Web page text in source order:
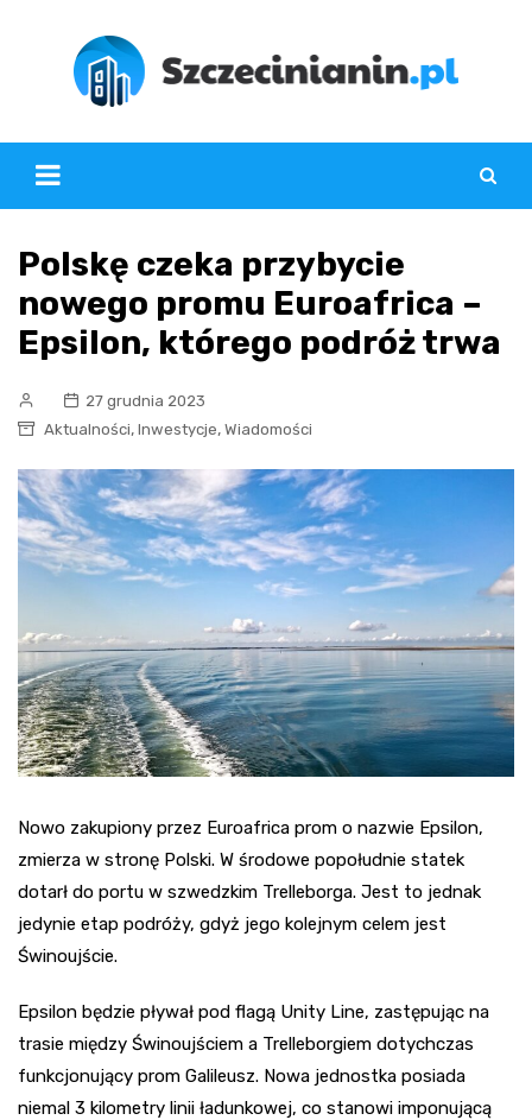
Polskę czeka przybycie
nowego promu Euroafrica –
Epsilon, którego podróż trwa
27 grudnia 2023
Aktualności, Inwestycje, Wiadomości
Nowo zakupiony przez Euroafrica prom o nazwie Epsilon,
zmierza w stronę Polski. W środowe popołudnie statek
dotarł do portu w szwedzkim Trelleborga. Jest to jednak
jedynie etap podróży, gdyż jego kolejnym celem jest
Świnoujście.
Epsilon będzie pływał pod flagą Unity Line, zastępując na
trasie między Świnoujściem a Trelleborgiem dotychczas
funkcjonujący prom Galileusz. Nowa jednostka posiada
niemal 3 kilometry linii ładunkowej, co stanowi imponującą